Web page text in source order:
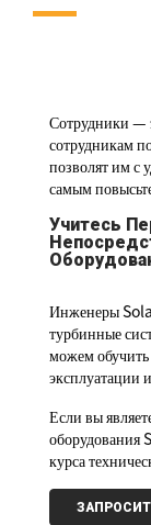
Сотрудники —
сотрудникам
позволят им с
самым
Учитесь
Инженеры
турбинные
можем
эксплуатации
Если вы
курса